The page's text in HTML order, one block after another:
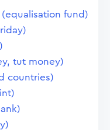
fund)
tut money)
countries)